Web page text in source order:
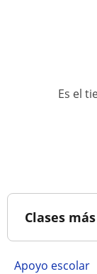
Es el
Clases
Apoyo escolar